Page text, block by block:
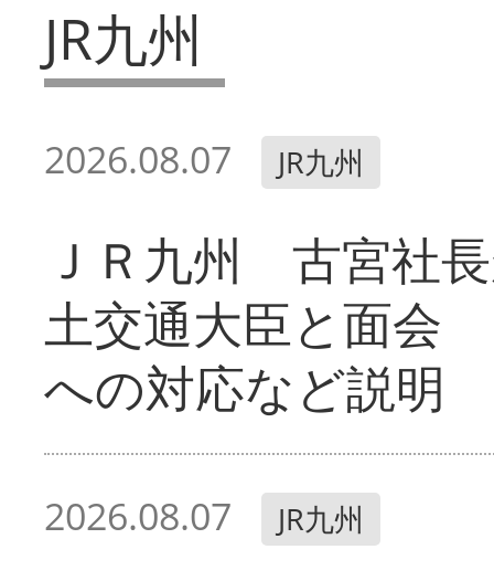
JR九州
2026.08.07 JR九州
ＪＲ九州 古宮社
土交通大臣と面会
への対応など説明
2026.08.07 JR九州